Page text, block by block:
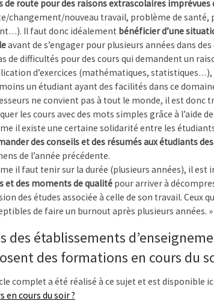
de route pour des raisons extrascolaires
changement/nouveau travail, problème de santé,
Il faut donc idéalement bénéficier d’une
avant de s’engager pour plusieurs années dans
de difficultés pour des cours qui demandent un
d’exercices (mathématiques, statistiques…),
moins un étudiant ayant des facilités dans ce
ne convient pas à tout le monde, il est donc
les cours avec des mots simples grâce à l’aide
il existe une certaine solidarité entre les
des conseils et des résumés aux étudiants
de l’année précédente.
il faut tenir sur la durée (plusieurs années), il est
et des moments de qualitépour arriver à
des études associée à celle de son travail. Ceux
de faire un burnout après plusieurs années. »
des établissements
des formations en cours du
complet a été réalisé à ce sujet et est disponible
en cours du soir ?